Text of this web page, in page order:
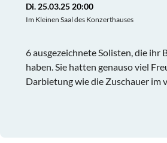
Di. 25.03.25 20:00
Im Kleinen Saal des Konzerthauses
6 ausgezeichnete Solisten, die ihr
haben. Sie hatten genauso viel
Darbietung wie die Zuschauer im